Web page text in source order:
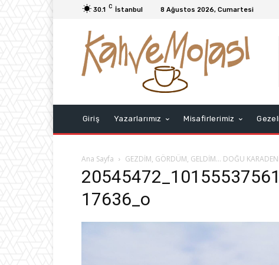
30.1 C İstanbul 8 Ağustos 2026, Cumartesi
Giriş Yazarlarımız Misafirlerimiz
Ana Sayfa GEZDİM, GÖRDÜM, GELDİM… DOĞU
17636_o